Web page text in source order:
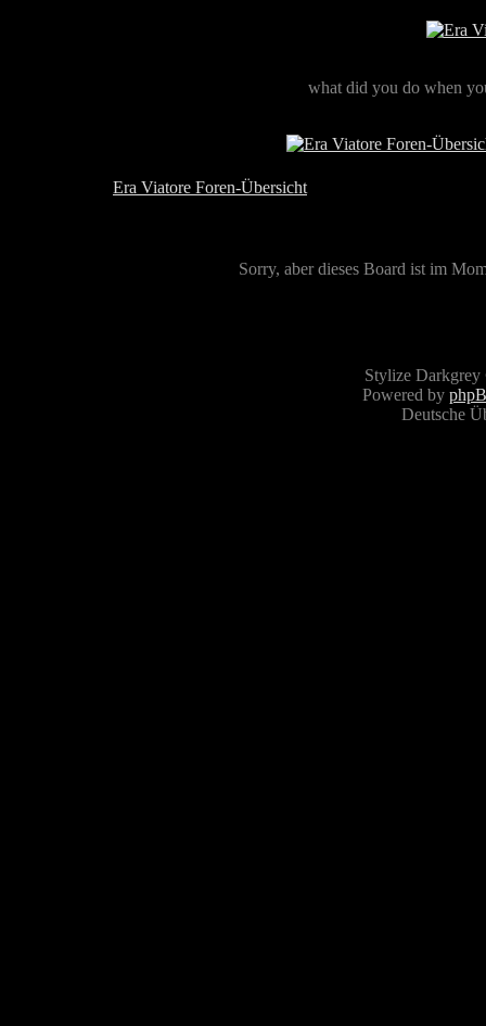
what did you do when
Era Viatore Foren-Übersicht
Sorry, aber dieses Board ist im
Stylize
Powered by
Deutsche